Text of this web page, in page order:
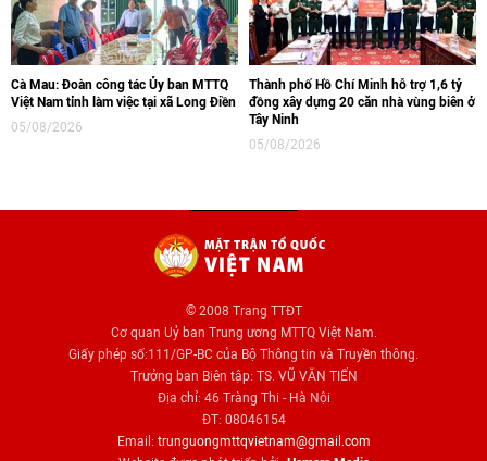
Cà Mau: Đoàn công tác Ủy ban MTTQ
Việt Nam tỉnh làm việc tại xã Long Điền
05/08/2026
Thành phố Hồ Chí Minh hỗ trợ 1,6 tỷ
đồng xây dựng 20 căn nhà vùng biên ở
Tây Ninh
05/08/2026
© 2008 Trang TTĐT
Cơ quan Uỷ ban Trung ương MTTQ Việt Nam.
Giấy phép số:111/GP-BC của Bộ Thông tin và Truyền thông.
Trưởng ban Biên tập: TS. VŨ VĂN TIẾN
Địa chỉ: 46 Tràng Thi - Hà Nội
ĐT: 08046154
Email: trunguongmttqvietnam@gmail.com